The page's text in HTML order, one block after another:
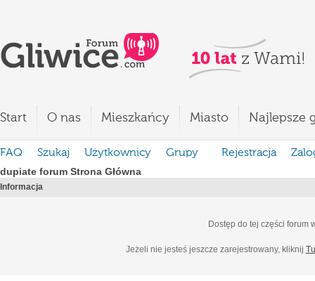
Start O nas Mieszkańcy Miasto Najlepsze
FAQ Szukaj Użytkownicy Grupy Rejestracja
dupiate forum Strona Główna
Informacja
Dostęp do tej części forum
Jeżeli nie jesteś jeszcze zarejestrowany, kliknij